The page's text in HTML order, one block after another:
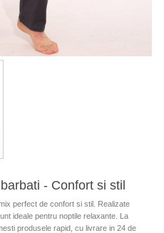
- Confort si stil
perfect de confort si stil. Realizate
ideale pentru noptile relaxante. La
produsele rapid, cu livrare in 24 de